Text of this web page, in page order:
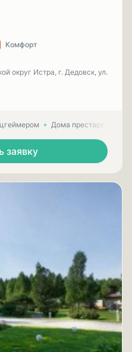
Комфорт
округ Истра, г. Дедовск, ул.
Дома престарелых
заявку